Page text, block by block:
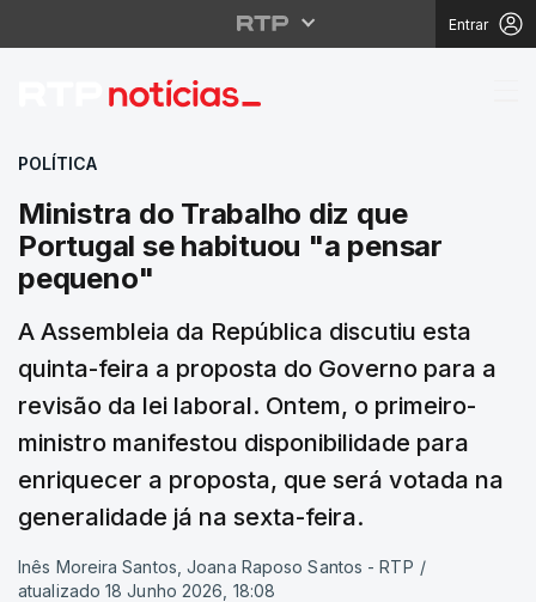
Entrar
Ministra do Trabalho
POLÍTICA
Ministra do Trabalho diz que
Portugal se habituou "a pensar
pequeno"
A Assembleia da República discutiu esta
quinta-feira a proposta do Governo para a
revisão da lei laboral. Ontem, o primeiro-
ministro manifestou disponibilidade para
enriquecer a proposta, que será votada na
generalidade já na sexta-feira.
Inês Moreira Santos, Joana Raposo Santos - RTP /
atualizado 18 Junho 2026, 18:08